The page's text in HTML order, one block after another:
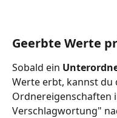
Geerbte Werte
Sobald ein
Werte erbt, kannst du
Ordnereigenschaften
Verschlagwortung"